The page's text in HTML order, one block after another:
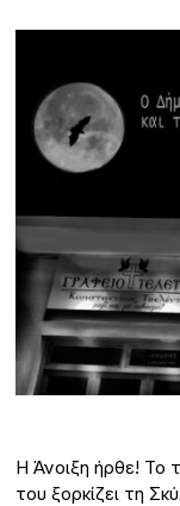
H Άνοιξη ήρθε! Το
του ξορκίζει τη